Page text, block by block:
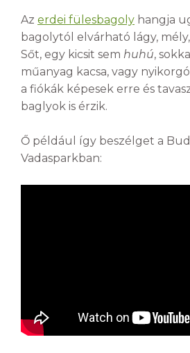
Az erdei fülesbagoly hangja
bagolytól elvárható lágy,
Sőt, egy kicsit sem huhú,
műanyag kacsa, vagy
a fiókák képesek erre és
baglyok is érzik.
Ő például így beszélget a
Vadasparkban: